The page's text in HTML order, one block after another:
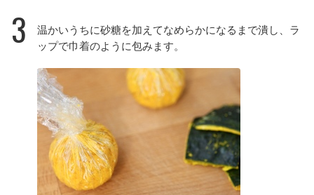
3
温かいうちに砂糖を加えてなめらかになるまで潰し、ラ
ップで巾着のように包みます。